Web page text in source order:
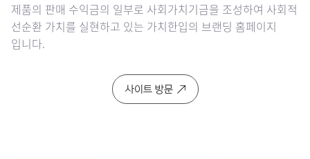
제품의 판매 수익금의 일부로 사회가치기금을 조성하여 사회적
선순환 가치를 실현하고 있는 가치한입의 브랜딩 홈페이지
입니다.
사이트 방문